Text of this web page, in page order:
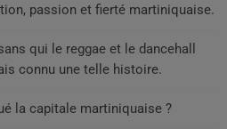
passion et fierté martiniquaise.
qui le reggae et le dancehall
connu une telle histoire.
la capitale martiniquaise ?